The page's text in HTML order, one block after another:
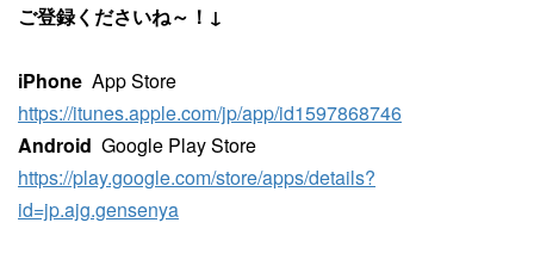
ご登録くださいね～！↓
iPhone App Store
https://itunes.apple.com/jp/app/id1597868746
Android Google Play Store
https://play.google.com/store/apps/details?
id=jp.ajg.gensenya